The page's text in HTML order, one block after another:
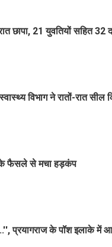
छापा, 21 युवतियों सहित 32
विभाग ने रातों-रात सील
के फैसले से मचा हड़कंप
प्रयागराज के पॉश इलाके में